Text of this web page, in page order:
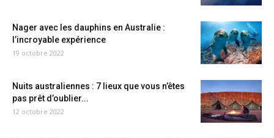
Nager avec les dauphins en Australie :
l’incroyable expérience
19 octobre 2022
Nuits australiennes : 7 lieux que vous n’êtes
pas prêt d’oublier...
12 octobre 2022